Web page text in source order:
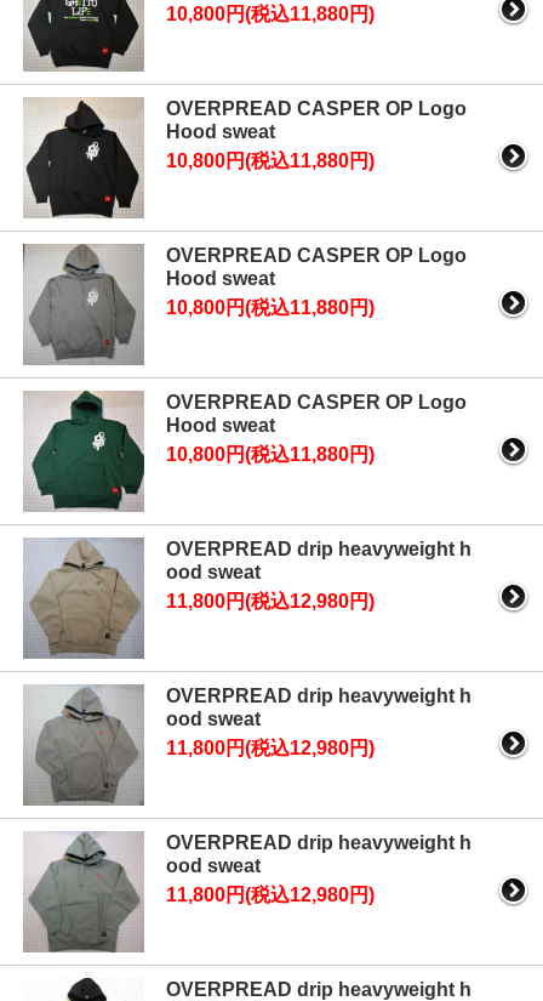
10,800円(税込11,880円)
OVERPREAD CASPER OP Logo
Hood sweat
10,800円(税込11,880円)
OVERPREAD CASPER OP Logo
Hood sweat
10,800円(税込11,880円)
OVERPREAD CASPER OP Logo
Hood sweat
10,800円(税込11,880円)
OVERPREAD drip heavyweight h
ood sweat
11,800円(税込12,980円)
OVERPREAD drip heavyweight h
ood sweat
11,800円(税込12,980円)
OVERPREAD drip heavyweight h
ood sweat
11,800円(税込12,980円)
OVERPREAD drip heavyweight h